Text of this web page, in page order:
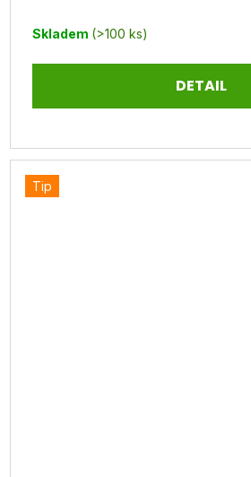
Skladem (>100 ks)
DETAIL
Tip